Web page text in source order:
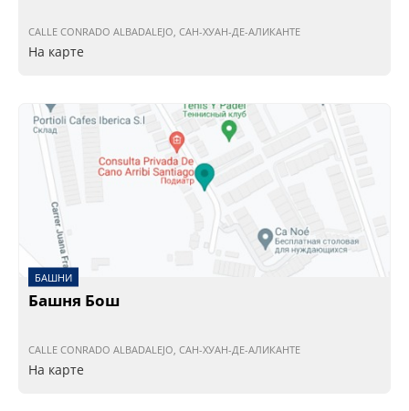
CALLE CONRADO ALBADALEJO, САН-ХУАН-ДЕ-АЛИКАНТЕ
На карте
БАШНИ
Башня Бош
CALLE CONRADO ALBADALEJO, САН-ХУАН-ДЕ-АЛИКАНТЕ
На карте